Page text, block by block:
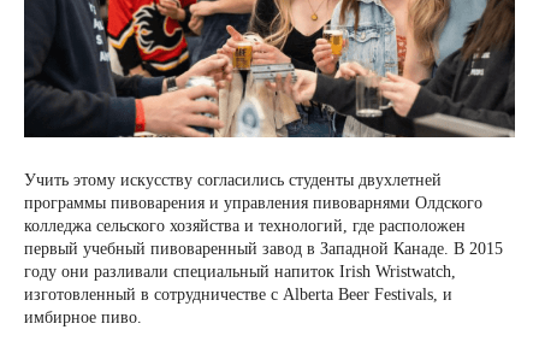
Учить этому искусству согласились студенты двухлетней
программы пивоварения и управления пивоварнями Олдского
колледжа сельского хозяйства и технологий, где расположен
первый учебный пивоваренный завод в Западной Канаде. В 2015
году они разливали специальный напиток Irish Wristwatch,
изготовленный в сотрудничестве с Alberta Beer Festivals, и
имбирное пиво.